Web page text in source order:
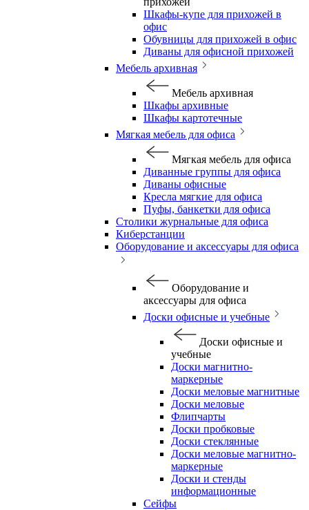
Шкафы-купе для прихожей в
офис
Обувницы для прихожей в офис
Диваны для офисной прихожей
Мебель архивная
Мебель архивная
Шкафы архивные
Шкафы картотечные
Мягкая мебель для офиса
Мягкая мебель для офиса
Диванные группы для офиса
Диваны офисные
Кресла мягкие для офиса
Пуфы, банкетки для офиса
Столики журнальные для офиса
Киберстанции
Оборудование и аксессуары для офиса
Оборудование и
аксессуары для офиса
Доски офисные и учебные
Доски офисные и
учебные
Доски магнитно-
маркерные
Доски меловые магнитные
Доски меловые
Флипчарты
Доски пробковые
Доски стеклянные
Доски меловые магнитно-
маркерные
Доски и стенды
информационные
Сейфы